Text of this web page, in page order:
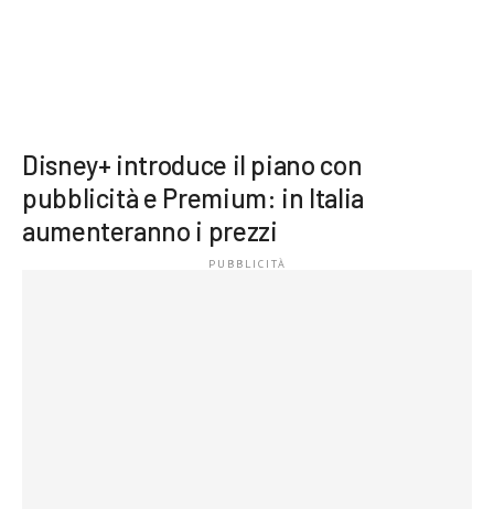
Disney+ introduce il piano con
pubblicità e Premium: in Italia
aumenteranno i prezzi